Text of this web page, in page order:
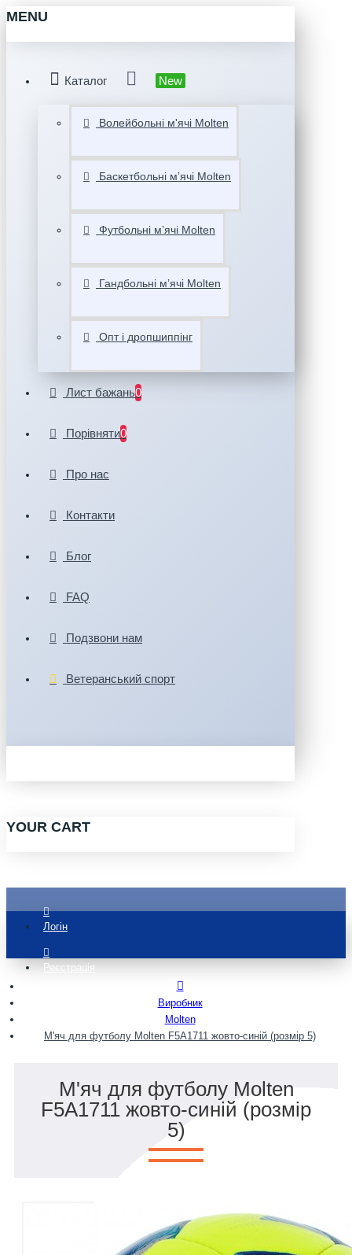
MENU
Каталог New
Волейбольні м'ячі Molten
Баскетбольні мʼячі Molten
Футбольні мʼячі Molten
Гандбольні мʼячі Molten
Опт і дропшиппінг
Лист бажань0
Порівняти0
Про нас
Контакти
Блог
FAQ
Подзвони нам
Ветеранський спорт
YOUR CART
Логін
Реєстрація
Виробник
Molten
М'яч для футболу Molten F5A1711 жовто-синій (розмір 5)
М'яч для футболу Molten
F5A1711 жовто-синій (розмір
5)